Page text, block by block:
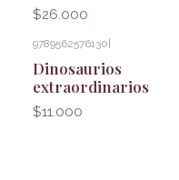
$26.000
9789562576130|
Dinosaurios
extraordinarios
$11.000